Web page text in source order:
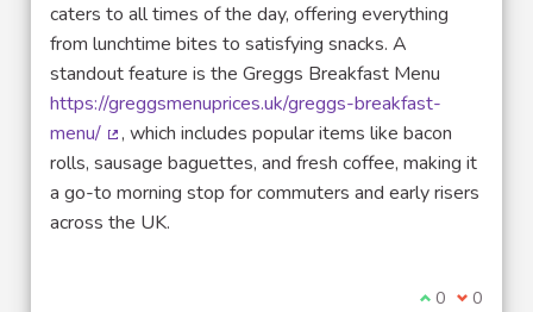
caters to all times of the day, offering everything
from lunchtime bites to satisfying snacks. A
standout feature is the Greggs Breakfast Menu
https://greggsmenuprices.uk/greggs-breakfast-
menu/
(Lien externe)
, which includes popular items like bacon
rolls, sausage baguettes, and fresh coffee, making it
a go-to morning stop for commuters and early risers
across the UK.
Je suis
0 Je ne
0